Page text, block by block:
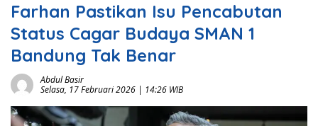
Farhan Pastikan Isu Pencabutan
Status Cagar Budaya SMAN 1
Bandung Tak Benar
Abdul Basir
Selasa, 17 Februari 2026 | 14:26 WIB